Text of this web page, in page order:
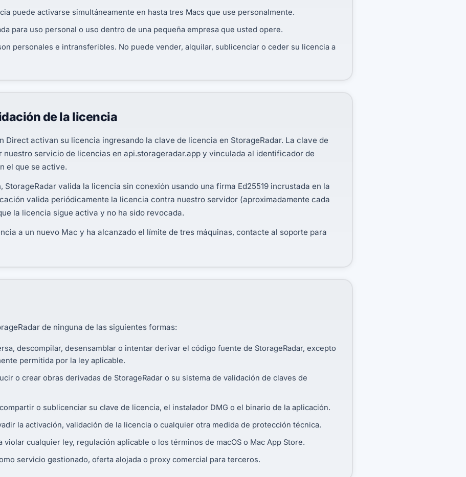
puede activarse simultáneamente en hasta tres Macs que use personalmente.
para uso personal o uso dentro de una pequeña empresa que usted opere.
personales e intransferibles. No puede vender, alquilar, sublicenciar o ceder su licencia a
de la licencia
Direct activan su licencia ingresando la clave de licencia en StorageRadar. La clave de
servicio de licencias en api.storageradar.app y vinculada al identificador de
el que se active.
StorageRadar valida la licencia sin conexión usando una firma Ed25519 incrustada en la
valida periódicamente la licencia contra nuestro servidor (aproximadamente cada
la licencia sigue activa y no ha sido revocada.
a un nuevo Mac y ha alcanzado el límite de tres máquinas, contacte al soporte para
de ninguna de las siguientes formas:
descompilar, desensamblar o intentar derivar el código fuente de StorageRadar, excepto
permitida por la ley aplicable.
o crear obras derivadas de StorageRadar o su sistema de validación de claves de
o sublicenciar su clave de licencia, el instalador DMG o el binario de la aplicación.
la activación, validación de la licencia o cualquier otra medida de protección técnica.
violar cualquier ley, regulación aplicable o los términos de macOS o Mac App Store.
servicio gestionado, oferta alojada o proxy comercial para terceros.